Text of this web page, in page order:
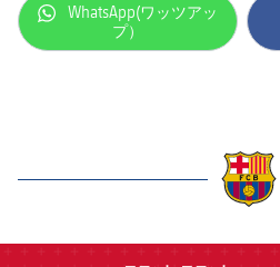
label.aria.whatsapp
WhatsApp(ワッツアッ
プ）